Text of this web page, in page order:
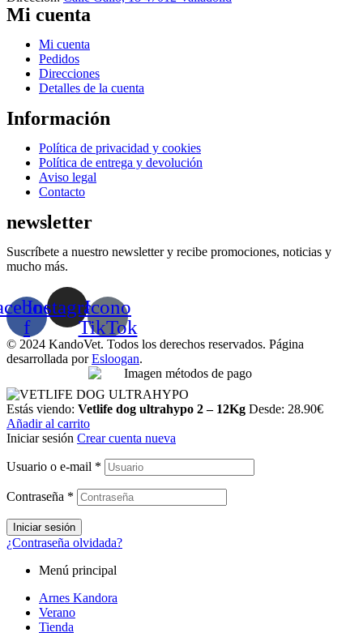
Mi cuenta
Menú
Mi cuenta
Pedidos
Direcciones
Detalles de la cuenta
Información
Menú
Política de privacidad y cookies
Política de entrega y devolución
Aviso legal
Contacto
newsletter
Suscríbete a nuestro newsletter y recibe promociones, noticias y
mucho más.
f
InstagramIcono
TikTok
© 2024 KandoVet. Todos los derechos reservados. Página
desarrollada porEsloogan.
Estás viendo: Vetlife dog ultrahypo 2 – 12Kg Desde: 28.90€
Añadir al carrito
Iniciar sesión Crear cuenta nueva
Usuario o e-mail *
Contraseña *
Iniciar sesión
¿Contraseña olvidada?
Menú principal
Arnes Kandora
Verano
Tienda